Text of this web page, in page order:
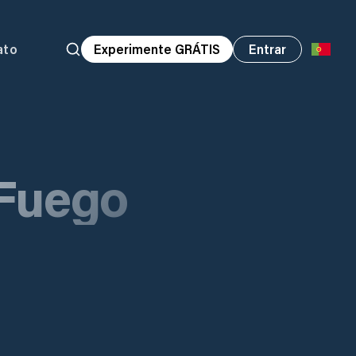
Experimente GRÁTIS Entrar